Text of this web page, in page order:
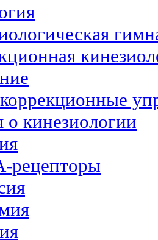
о кинезиологии
рецепторы